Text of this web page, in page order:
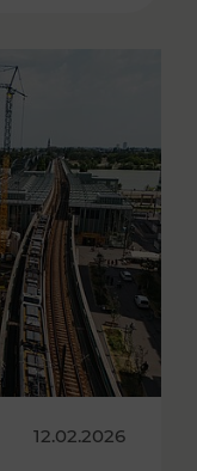
12.02.2026